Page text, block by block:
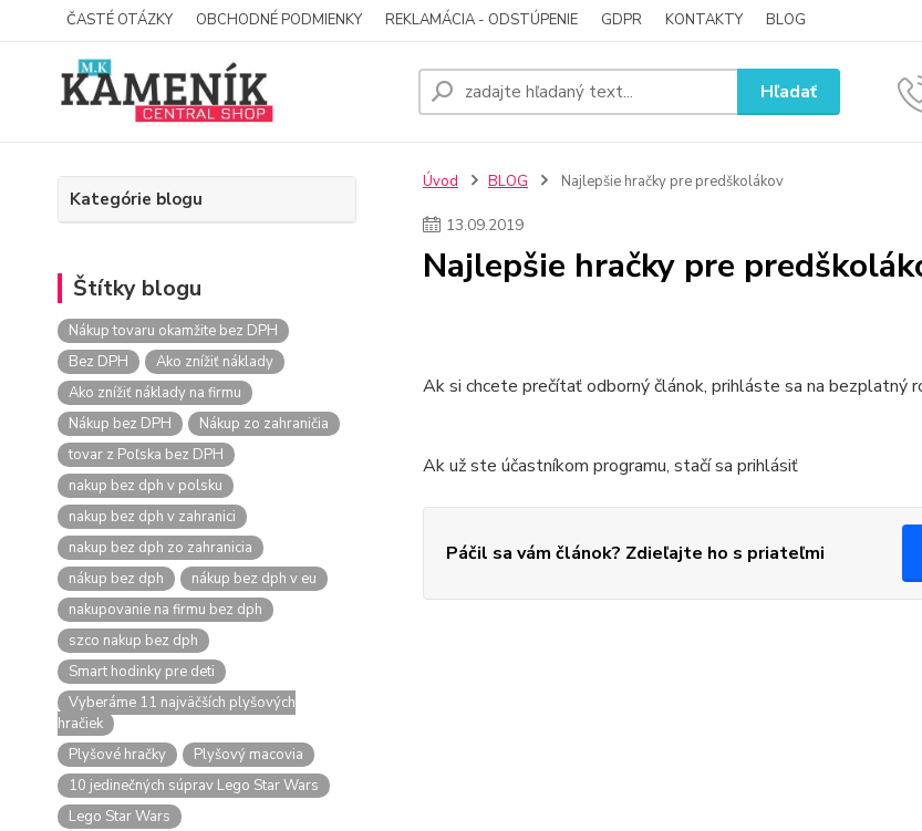
ČASTÉ OTÁZKY OBCHODNÉ PODMIENKY REKLAMÁCIA - ODSTÚPENIE GDPR KONTAKTY BLOG
Hľadať
Kategórie blogu
Štítky blogu
Nákup tovaru okamžite bez DPH
Bez DPH
Ako znížiť náklady
Ako znížiť náklady na firmu
Nákup bez DPH
Nákup zo zahraničia
tovar z Poľska bez DPH
nakup bez dph v polsku
nakup bez dph v zahranici
nakup bez dph zo zahranicia
nákup bez dph
nákup bez dph v eu
nakupovanie na firmu bez dph
szco nakup bez dph
Smart hodinky pre deti
Vyberáme 11 najväčších plyšových
hračiek
Plyšové hračky
Plyšový macovia
10 jedinečných súprav Lego Star Wars
Lego Star Wars
Úvod BLOG Najlepšie hračky pre predškolákov
13.09.2019
Najlepšie hračky pre
Ak si chcete prečítať odborný článok, prihláste sa na bezplatný
Ak už ste účastníkom programu, stačí sa prihlásiť
Páčil sa vám článok? Zdieľajte ho s priateľmi